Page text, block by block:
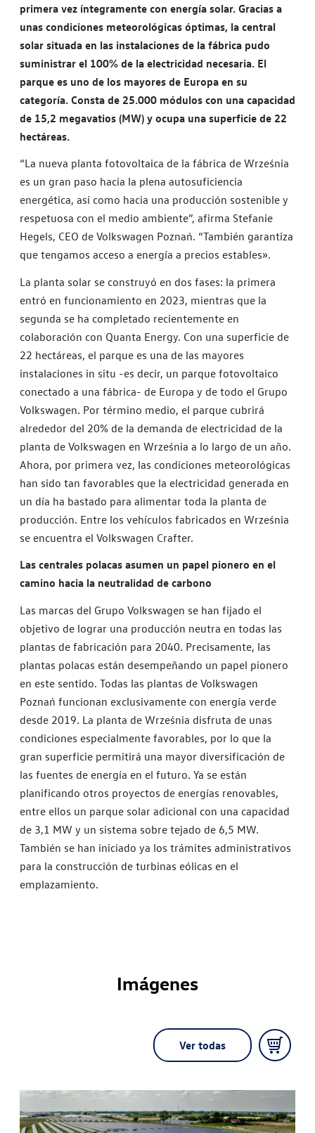
primera vez íntegramente con energía solar. Gracias a
unas condiciones meteorológicas óptimas, la central
solar situada en las instalaciones de la fábrica pudo
suministrar el 100% de la electricidad necesaria. El
parque es uno de los mayores de Europa en su
categoría. Consta de 25.000 módulos con una capacidad
de 15,2 megavatios (MW) y ocupa una superficie de 22
hectáreas.
“La nueva planta fotovoltaica de la fábrica de Września
es un gran paso hacia la plena autosuficiencia
energética, así como hacia una producción sostenible y
respetuosa con el medio ambiente”, afirma Stefanie
Hegels, CEO de Volkswagen Poznań. “También garantiza
que tengamos acceso a energía a precios estables».
La planta solar se construyó en dos fases: la primera
entró en funcionamiento en 2023, mientras que la
segunda se ha completado recientemente en
colaboración con Quanta Energy. Con una superficie de
22 hectáreas, el parque es una de las mayores
instalaciones in situ -es decir, un parque fotovoltaico
conectado a una fábrica- de Europa y de todo el Grupo
Volkswagen. Por término medio, el parque cubrirá
alrededor del 20% de la demanda de electricidad de la
planta de Volkswagen en Września a lo largo de un año.
Ahora, por primera vez, las condiciones meteorológicas
han sido tan favorables que la electricidad generada en
un día ha bastado para alimentar toda la planta de
producción. Entre los vehículos fabricados en Września
se encuentra el Volkswagen Crafter.
Las centrales polacas asumen un papel pionero en el
camino hacia la neutralidad de carbono
Las marcas del Grupo Volkswagen se han fijado el
objetivo de lograr una producción neutra en todas las
plantas de fabricación para 2040. Precisamente, las
plantas polacas están desempeñando un papel pionero
en este sentido. Todas las plantas de Volkswagen
Poznań funcionan exclusivamente con energía verde
desde 2019. La planta de Września disfruta de unas
condiciones especialmente favorables, por lo que la
gran superficie permitirá una mayor diversificación de
las fuentes de energía en el futuro. Ya se están
planificando otros proyectos de energías renovables,
entre ellos un parque solar adicional con una capacidad
de 3,1 MW y un sistema sobre tejado de 6,5 MW.
También se han iniciado ya los trámites administrativos
para la construcción de turbinas eólicas en el
emplazamiento.
Imágenes
Ver todas